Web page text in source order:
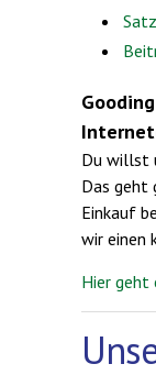
Du willst
Das geht
Einkauf
wir einen
Hier geht